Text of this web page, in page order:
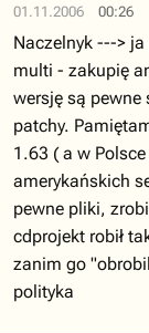
01.11.2006 00:26
Naczelnyk --->
multi - zakupię
wersję są
patchy.
1.63 ( a w
amerykańskich
pewne pliki,
cdprojekt robił
zanim go
polityka